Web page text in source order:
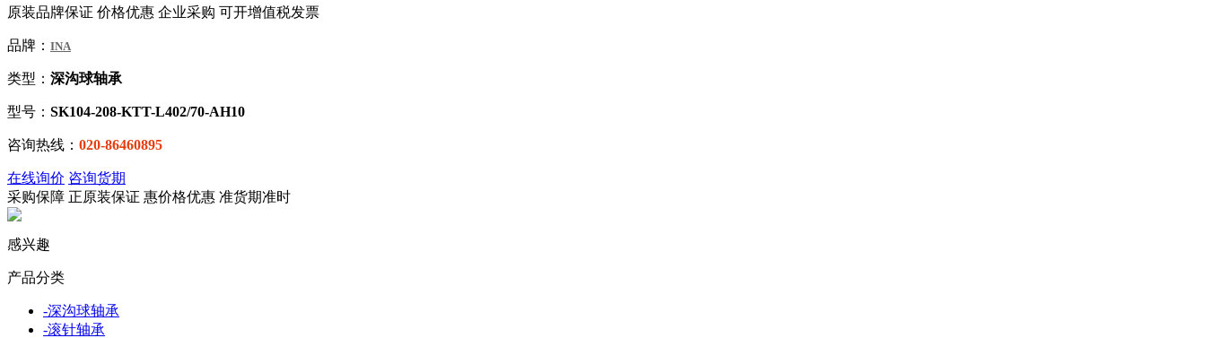
原装品牌保证 价格优惠 企业采购 可开增值税发票
品牌： INA
类型： 深沟球轴承
型号： SK104-208-KTT-L402/70-AH10
咨询热线： 020-86460895
在线询价 咨询货期
采购保障 正原装保证 惠价格优惠 准货期准时
感兴趣
产品分类
-深沟球轴承
-滚针轴承